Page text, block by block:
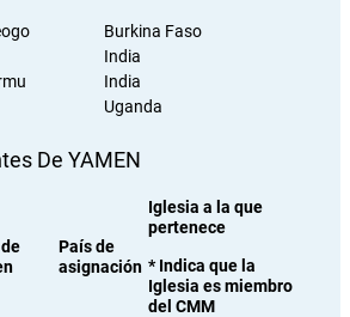
Burkina Faso
India
India
Uganda
De YAMEN
País de
asignación
Iglesia a la que
pertenece
* Indica que la
Iglesia es miembro
del CMM